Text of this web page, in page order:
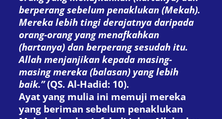
berperang sebelum penaklukan (Mekah).
Mereka lebih tingi derajatnya daripada
orang-orang yang menafkahkan
(hartanya) dan berperang sesudah itu.
Allah menjanjikan kepada masing-
masing mereka (balasan) yang lebih
baik.”(QS. Al-Hadid: 10).
Ayat yang mulia ini memuji mereka
yang beriman sebelum penaklukan